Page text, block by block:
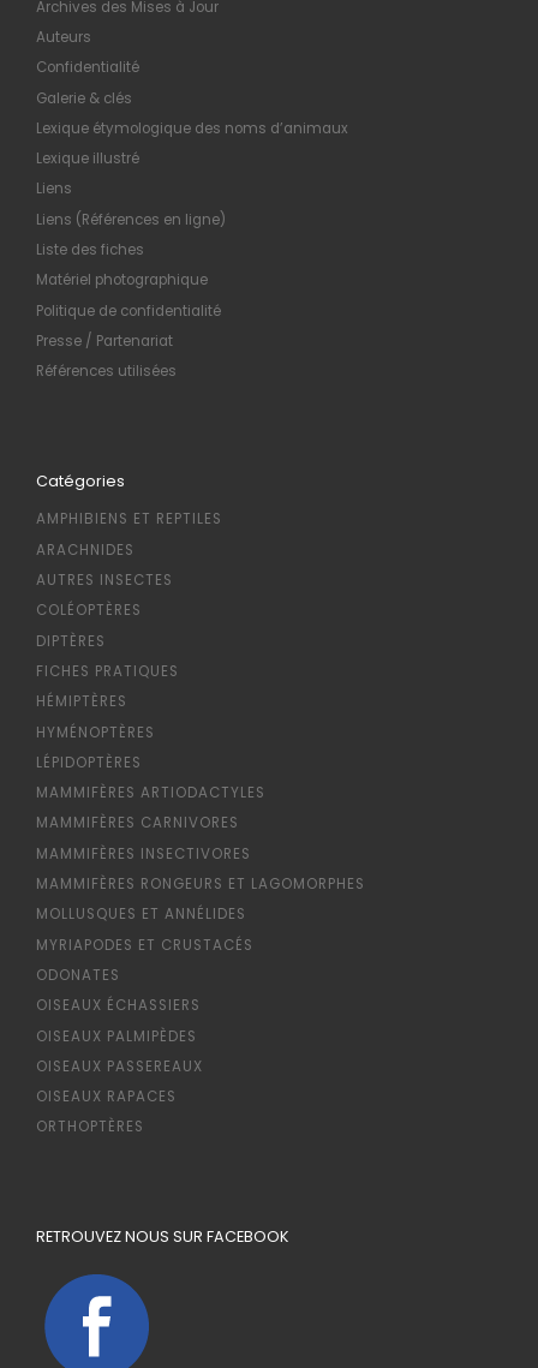
Archives des Mises à Jour
Auteurs
Confidentialité
Galerie & clés
Lexique étymologique des noms d’animaux
Lexique illustré
Liens
Liens (Références en ligne)
Liste des fiches
Matériel photographique
Politique de confidentialité
Presse / Partenariat
Références utilisées
Catégories
AMPHIBIENS ET REPTILES
ARACHNIDES
AUTRES INSECTES
COLÉOPTÈRES
DIPTÈRES
FICHES PRATIQUES
HÉMIPTÈRES
HYMÉNOPTÈRES
LÉPIDOPTÈRES
MAMMIFÈRES ARTIODACTYLES
MAMMIFÈRES CARNIVORES
MAMMIFÈRES INSECTIVORES
MAMMIFÈRES RONGEURS ET LAGOMORPHES
MOLLUSQUES ET ANNÉLIDES
MYRIAPODES ET CRUSTACÉS
ODONATES
OISEAUX ÉCHASSIERS
OISEAUX PALMIPÈDES
OISEAUX PASSEREAUX
OISEAUX RAPACES
ORTHOPTÈRES
RETROUVEZ NOUS SUR FACEBOOK